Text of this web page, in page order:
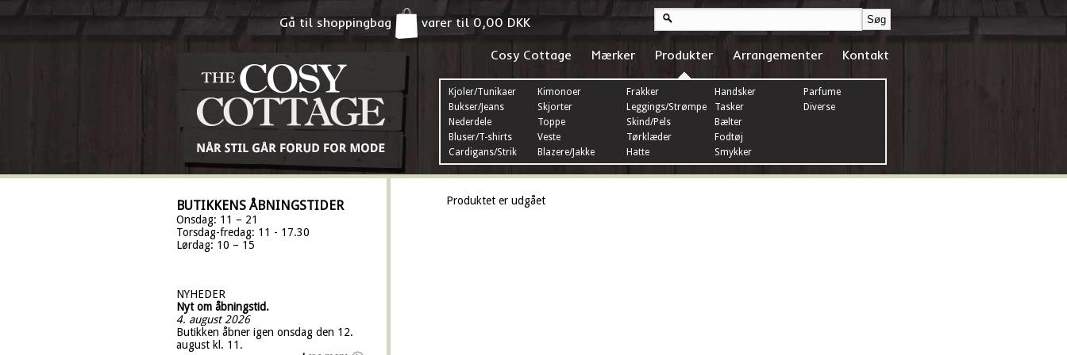
Gå til shoppingbag varer til0,00 DKK
Cosy Cottage Mærker Produkter
Kjoler/Tunikaer
Bukser/Jeans
Nederdele
Bluser/T-shirts
Cardigans/Strik
Kimonoer
Skjorter
Toppe
Veste
Blazere/Jakke
Frakker
Leggings/Strømper
Skind/Pels
Tørklæder
Hatte
Handsker
Tasker
Bælter
Fodtøj
Smykker
Parfume
Diverse
Arrangementer Kontakt
BUTIKKENS ÅBNINGSTIDER
Onsdag: 11 – 21
Torsdag-fredag: 11 - 17.30
Lørdag: 10 – 15
NYHEDER
Nyt om åbningstid.
4. august 2026
Butikken åbner igen onsdag den 12.
august kl. 11.
Produktet er udgået